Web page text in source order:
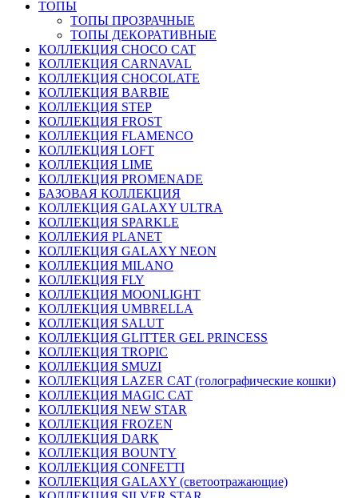
ТОПЫ
ТОПЫ ПРОЗРАЧНЫЕ
ТОПЫ ДЕКОРАТИВНЫЕ
КОЛЛЕКЦИЯ CHOCO CAT
КОЛЛЕКЦИЯ CARNAVAL
КОЛЛЕКЦИЯ CHOCOLATE
КОЛЛЕКЦИЯ BARBIE
КОЛЛЕКЦИЯ STEP
КОЛЛЕКЦИЯ FROST
КОЛЛЕКЦИЯ FLAMENCO
КОЛЛЕКЦИЯ LOFT
КОЛЛЕКЦИЯ LIME
КОЛЛЕКЦИЯ PROMENADE
БАЗОВАЯ КОЛЛЕКЦИЯ
КОЛЛЕКЦИЯ GALAXY ULTRA
КОЛЛЕКЦИЯ SPARKLE
КОЛЛЕКИЯ PLANET
КОЛЛЕКЦИЯ GALAXY NEON
КОЛЛЕКЦИЯ MILANO
КОЛЛЕКЦИЯ FLY
КОЛЛЕКЦИЯ MOONLIGHT
КОЛЛЕКЦИЯ UMBRELLA
КОЛЛЕКЦИЯ SALUT
КОЛЛЕКЦИЯ GLITTER GEL PRINCESS
КОЛЛЕКЦИЯ TROPIC
КОЛЛЕКЦИЯ SMUZI
КОЛЛЕКЦИЯ LAZER CAT (голографические кошки)
КОЛЛЕКЦИЯ MAGIC CAT
КОЛЛЕКЦИЯ NEW STAR
КОЛЛЕКЦИЯ FROZEN
КОЛЛЕКЦИЯ DARK
КОЛЛЕКЦИЯ BOUNTY
КОЛЛЕКЦИЯ CONFETTI
КОЛЛЕКЦИЯ GALAXY (светоотражающие)